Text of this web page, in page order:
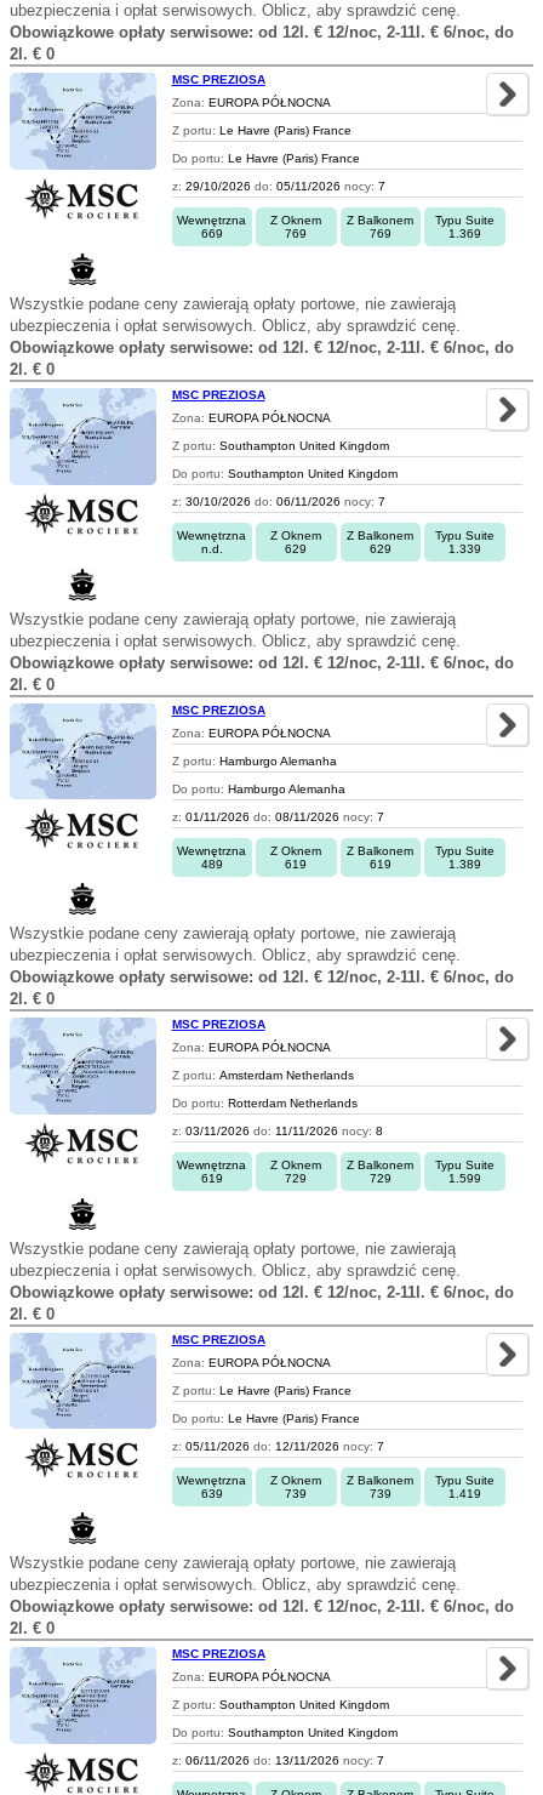
ubezpieczenia i opłat serwisowych. Oblicz, aby sprawdzić cenę.
Obowiązkowe opłaty serwisowe: od 12l. € 12/noc, 2-11l. € 6/noc, do
2l. € 0
MSC PREZIOSA
Zona: EUROPA PÓŁNOCNA
Z portu: Le Havre (Paris) France
Do portu: Le Havre (Paris) France
z: 29/10/2026 do: 05/11/2026 nocy: 7
Wewnętrzna
669
Z Oknem
769
Z Balkonem
769
Typu Suite
1.369
Wszystkie podane ceny zawierają opłaty portowe, nie zawierają
ubezpieczenia i opłat serwisowych. Oblicz, aby sprawdzić cenę.
Obowiązkowe opłaty serwisowe: od 12l. € 12/noc, 2-11l. € 6/noc, do
2l. € 0
MSC PREZIOSA
Zona: EUROPA PÓŁNOCNA
Z portu: Southampton United Kingdom
Do portu: Southampton United Kingdom
z: 30/10/2026 do: 06/11/2026 nocy: 7
Wewnętrzna
n.d.
Z Oknem
629
Z Balkonem
629
Typu Suite
1.339
Wszystkie podane ceny zawierają opłaty portowe, nie zawierają
ubezpieczenia i opłat serwisowych. Oblicz, aby sprawdzić cenę.
Obowiązkowe opłaty serwisowe: od 12l. € 12/noc, 2-11l. € 6/noc, do
2l. € 0
MSC PREZIOSA
Zona: EUROPA PÓŁNOCNA
Z portu: Hamburgo Alemanha
Do portu: Hamburgo Alemanha
z: 01/11/2026 do: 08/11/2026 nocy: 7
Wewnętrzna
489
Z Oknem
619
Z Balkonem
619
Typu Suite
1.389
Wszystkie podane ceny zawierają opłaty portowe, nie zawierają
ubezpieczenia i opłat serwisowych. Oblicz, aby sprawdzić cenę.
Obowiązkowe opłaty serwisowe: od 12l. € 12/noc, 2-11l. € 6/noc, do
2l. € 0
MSC PREZIOSA
Zona: EUROPA PÓŁNOCNA
Z portu: Amsterdam Netherlands
Do portu: Rotterdam Netherlands
z: 03/11/2026 do: 11/11/2026 nocy: 8
Wewnętrzna
619
Z Oknem
729
Z Balkonem
729
Typu Suite
1.599
Wszystkie podane ceny zawierają opłaty portowe, nie zawierają
ubezpieczenia i opłat serwisowych. Oblicz, aby sprawdzić cenę.
Obowiązkowe opłaty serwisowe: od 12l. € 12/noc, 2-11l. € 6/noc, do
2l. € 0
MSC PREZIOSA
Zona: EUROPA PÓŁNOCNA
Z portu: Le Havre (Paris) France
Do portu: Le Havre (Paris) France
z: 05/11/2026 do: 12/11/2026 nocy: 7
Wewnętrzna
639
Z Oknem
739
Z Balkonem
739
Typu Suite
1.419
Wszystkie podane ceny zawierają opłaty portowe, nie zawierają
ubezpieczenia i opłat serwisowych. Oblicz, aby sprawdzić cenę.
Obowiązkowe opłaty serwisowe: od 12l. € 12/noc, 2-11l. € 6/noc, do
2l. € 0
MSC PREZIOSA
Zona: EUROPA PÓŁNOCNA
Z portu: Southampton United Kingdom
Do portu: Southampton United Kingdom
z: 06/11/2026 do: 13/11/2026 nocy: 7